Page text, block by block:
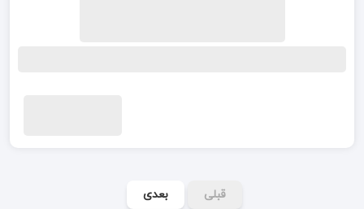
قبلی بعدی